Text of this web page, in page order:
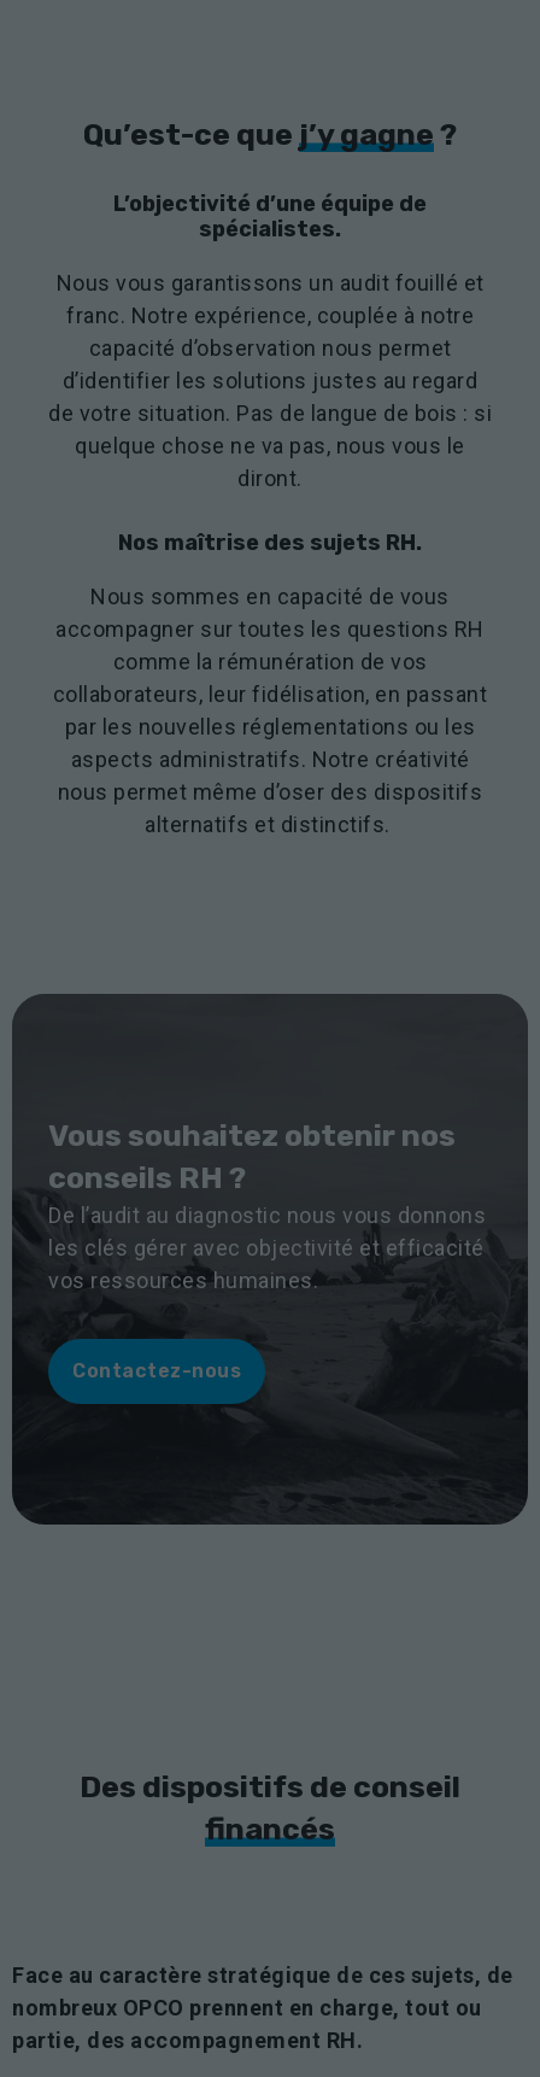
Qu’est-ce que j’y gagne?
L’objectivité d’une équipe de
spécialistes.
Nous vous garantissons un audit fouillé et
franc. Notre expérience, couplée à notre
capacité d’observation nous permet
d’identifier les solutions justes au regard
de votre situation. Pas de langue de bois : si
quelque chose ne va pas, nous vous le
diront.
Nos maîtrise des sujets RH.
Nous sommes en capacité de vous
accompagner sur toutes les questions RH
comme la rémunération de vos
collaborateurs, leur fidélisation, en passant
par les nouvelles réglementations ou les
aspects administratifs. Notre créativité
nous permet même d’oser des dispositifs
alternatifs et distinctifs.
Vous souhaitez obtenir nos
conseils RH ?
De l’audit au diagnostic nous vous donnons
les clés gérer avec objectivité et efficacité
vos ressources humaines.
Contactez-nous
Des dispositifs de conseil
financés
Face au caractère stratégique de ces sujets, de
nombreux OPCO prennent en charge, tout ou
partie, des accompagnement RH.
aussi bien que
Si vous
refusez ces
certaines
fonctionnalités
disparaîtront
du site Web.
En partageant
comportement
lorsque vous
site, vous
augmentez les
chances de
contenu et
des offres
personnalisés.